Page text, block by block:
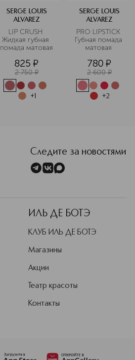
SERGE LOUIS
ALVAREZ
LIP CRUSH
Жидкая губная
помада матовая
825 ¤
2 750 ¤
+1
SERGE LOUIS
ALVAREZ
PRO LIPSTICK
Губная помада
780 ¤
2 600 ¤
+2
Следите за новостями
ИЛЬ ДЕ БОТЭ
КЛУБ ИЛЬ ДЕ БОТЭ
Магазины
Акции
Театр красоты
Контакты